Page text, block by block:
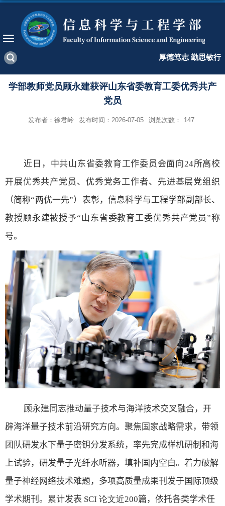
厚德笃志 勤思敏行
学部教师党员顾永建获评山东省委教育工委优秀共产
党员
发布者：徐君岭 发布时间：2026-07-05 浏览次数： 147
近日，中共山东省委教育工作委员会面向24所高校
开展优秀共产党员、优秀党务工作者、先进基层党组织
（简称“两优一先”）表彰，信息科学与工程学部副部长、
教授顾永建被授予“山东省委教育工委优秀共产党员”称
号。
顾永建同志推动量子技术与海洋技术交叉融合，开
辟海洋量子技术前沿研究方向。聚焦国家战略需求， 带领
团队研发水下量子密钥分发系统，率先完成样机研制和海
上试验，研发量子光纤水听器，填补国内空白。着力破解
量子神经网络技术难题，多项高质量成果刊发于国际顶级
学术期刊。累计发表 SCI 论文近200篇，依托各类学术任